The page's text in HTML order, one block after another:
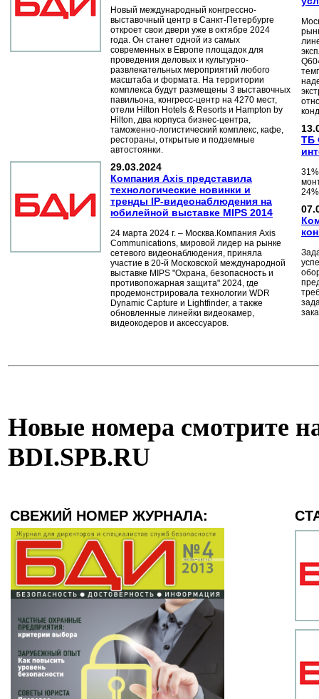
Новый международный конгрессно-
выставочный центр в Санкт-Петербурге
откроет свои двери уже в октябре 2024
года. Он станет одной из самых
современных в Европе площадок для
проведения деловых и культурно-
развлекательных мероприятий любого
масштаба и формата. На территории
комплекса будут размещены 3 выставочных
павильона, конгресс-центр на 4270 мест,
отели Hilton Hotels & Resorts и Hampton by
Hilton, два корпуса бизнес-центра,
таможенно-логистический комплекс, кафе,
рестораны, открытые и подземные
автостоянки.
29.03.2024
Компания Axis представила
технологические новинки и
тренды IP-видеонаблюдения на
юбилейной выставке MIPS 2014
24 марта 2024 г. – Москва.Компания Axis
Communications, мировой лидер на рынке
сетевого видеонаблюдения, приняла
участие в 20-й Московской международной
выставке MIPS "Охрана, безопасность и
противопожарная защита" 2024, где
продемонстрировала технологии WDR
Dynamic Capture и Lightfinder, а также
обновленные линейки видеокамер,
видеокодеров и аксессуаров.
ТБ
Новые номера смотрите
BDI.SPB.RU
СВЕЖИЙ НОМЕР ЖУРНАЛА: